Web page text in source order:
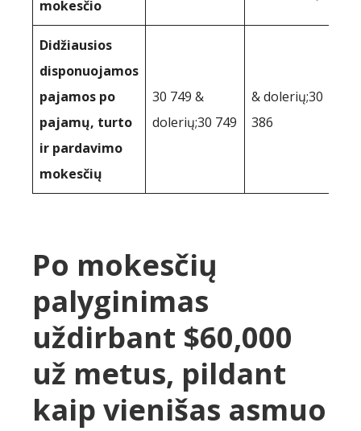
mokesčio
Didžiausios
disponuojamos
pajamos po
pajamų, turto
ir pardavimo
mokesčių
30 749 &
dolerių;30 749
& dolerių;30
386
Po mokesčių
palyginimas
uždirbant $60,000
už metus, pildant
kaip vienišas asmuo